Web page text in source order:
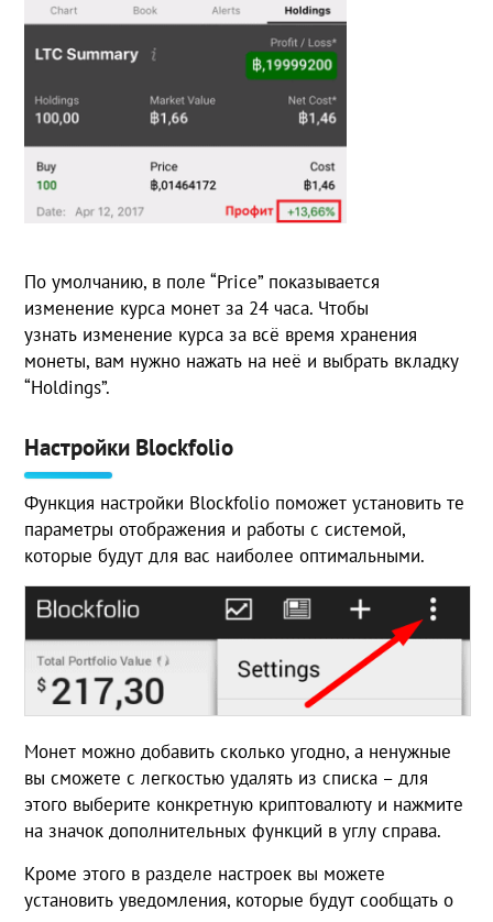
По умолчанию, в поле “Price” показывается
изменение курса монет за 24 часа. Чтобы
узнать изменение курса за всё время хранения
монеты, вам нужно нажать на неё и выбрать вкладку
“Holdings”.
Настройки Blockfolio
Функция настройки Blockfolio поможет установить те
параметры отображения и работы с системой,
которые будут для вас наиболее оптимальными.
Монет можно добавить сколько угодно, а ненужные
вы сможете с легкостью удалять из списка – для
этого выберите конкретную криптовалюту и нажмите
на значок дополнительных функций в углу справа.
Кроме этого в разделе настроек вы можете
установить уведомления, которые будут сообщать о